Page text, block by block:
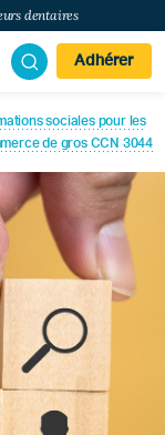
dentaires
Adhérer
sociales pour les
de gros CCN 3044